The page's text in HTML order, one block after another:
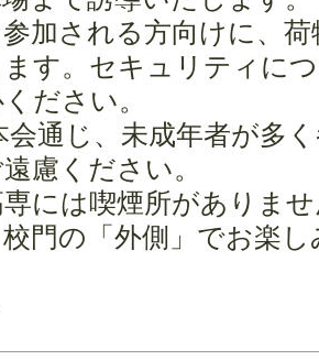
加される方向けに、
ます。セキュリティに
ださい。
会通じ、未成年者が多
慮ください。
専には喫煙所がありま
門の「外側」でお楽